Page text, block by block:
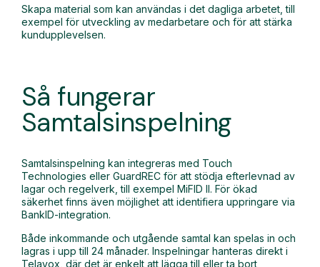
Skapa material som kan användas i det dagliga arbetet, till
exempel för utveckling av medarbetare och för att stärka
kundupplevelsen.
Så fungerar
Samtalsinspelning
Samtalsinspelning kan integreras med Touch
Technologies eller GuardREC för att stödja efterlevnad av
lagar och regelverk, till exempel MiFID II. För ökad
säkerhet finns även möjlighet att identifiera uppringare via
BankID-integration.
Både inkommande och utgående samtal kan spelas in och
lagras i upp till 24 månader. Inspelningar hanteras direkt i
Telavox, där det är enkelt att lägga till eller ta bort